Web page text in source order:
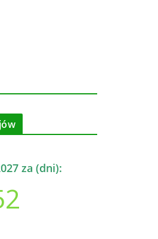
za (dni):